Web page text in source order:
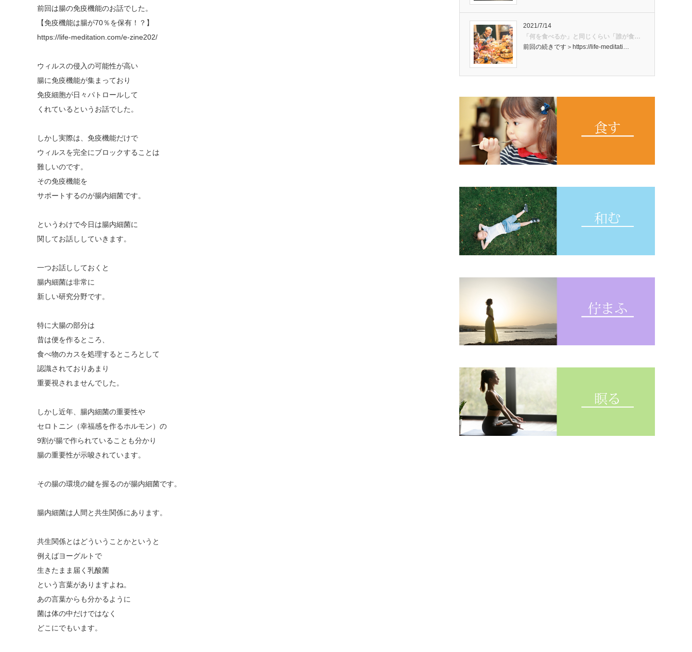
前回は腸の免疫機能のお話でした。
【免疫機能は腸が70％を保有！？】
https://life-meditation.com/e-zine202/
ウィルスの侵入の可能性が高い
腸に免疫機能が集まっており
免疫細胞が日々パトロールして
くれているというお話でした。
しかし実際は、免疫機能だけで
ウィルスを完全にブロックすることは
難しいのです。
その免疫機能を
サポートするのが腸内細菌です。
というわけで今日は腸内細菌に
関してお話ししていきます。
一つお話ししておくと
腸内細菌は非常に
新しい研究分野です。
特に大腸の部分は
昔は便を作るところ、
食べ物のカスを処理するところとして
認識されておりあまり
重要視されませんでした。
しかし近年、腸内細菌の重要性や
セロトニン（幸福感を作るホルモン）の
9割が腸で作られていることも分かり
腸の重要性が示唆されています。
その腸の環境の鍵を握るのが腸内細菌です。
腸内細菌は人間と共生関係にあります。
共生関係とはどういうことかというと
例えばヨーグルトで
生きたまま届く乳酸菌
という言葉がありますよね。
あの言葉からも分かるように
菌は体の中だけではなく
どこにでもいます。
2021/7/14
「何を食べるか」と同じくらい「誰が食…
前回の続きです＞https://life-meditati…